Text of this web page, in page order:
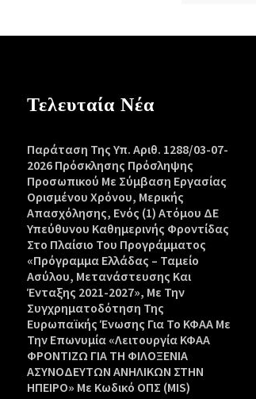
Τελευταία Νέα
Παράταση Της Υπ. Αριθ. 1288/03-07-
2026 Πρόσκλησης Πρόσληψης
Προσωπικού Με Σύμβαση Εργασίας
Ορισμένου Χρόνου, Μερικής
Απασχόλησης, Ενός (1) Ατόμου ΔΕ
Υπεύθυνου Καθημερινής Φροντίδας
Στο Πλαίσιο Του Προγράμματος
«Πρόγραμμα Ελλάδας – Ταμείο
Ασύλου, Μετανάστευσης Και
Ένταξης 2021-2027», Με Την
Συγχρηματοδότηση Της
Ευρωπαϊκής Ένωσης Για Το ΚΦΑΑ Με
Την Επωνυμία «Λειτουργία ΚΦΑΑ
ΦΡΟΝΤΙΖΩ ΓΙΑ ΤΗ ΦΙΛΟΞΕΝΙΑ
ΑΣΥΝΟΔΕΥΤΩΝ ΑΝΗΛΙΚΩΝ ΣΤΗΝ
ΗΠΕΙΡΟ» Με Κωδικό ΟΠΣ (MIS)